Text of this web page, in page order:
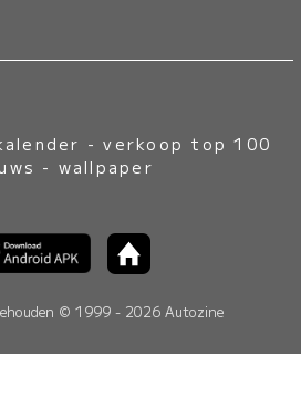
-verkoop top 100
- wallpaper
© 1999 - 2026 Autozine